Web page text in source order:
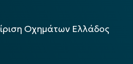
Οχημάτων Ελλάδος